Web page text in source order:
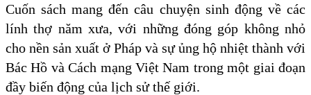
Cuốn sách mang đến câu chuyện sinh động về các
lính thợ năm xưa, với những đóng góp không nhỏ
cho nền sản xuất ở Pháp và sự ủng hộ nhiệt thành với
Bác Hồ và Cách mạng Việt Nam trong một giai đoạn
đầy biến động của lịch sử thế giới.